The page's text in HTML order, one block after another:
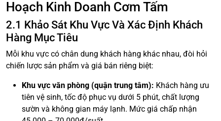
Hoạch Kinh Doanh Cơm Tấm
2.1 Khảo Sát Khu Vực Và Xác Định Khách
Hàng Mục Tiêu
Mỗi khu vực có chân dung khách hàng khác nhau, đòi hỏi
chiến lược sản phẩm và giá bán riêng biệt:
Khu vực văn phòng (quận trung tâm): Khách hàng ưu
tiên vệ sinh, tốc độ phục vụ dưới 5 phút, chất lượng
sườn và không gian máy lạnh. Mức giá chấp nhận